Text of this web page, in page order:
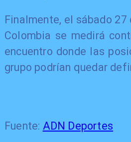
Finalmente, el sábado 27
Colombia se medirá
encuentro donde las
grupo podrían quedar
Fuente: ADN Deportes